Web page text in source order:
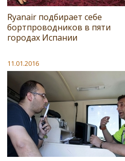
Ryanair подбирает себе
бортпроводников в пяти
городах Испании
11.01.2016